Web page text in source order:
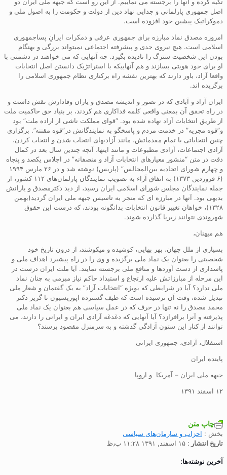
اصل جمهوری پارلمانی و جدایی نهاد دین از دولت و حکومت را به اصول ملی و
دموکراتیک پیشین خود افزوده است.
امروزه مصدق نماد مبارزه برای جمهوری عرفی و دمکرات ایرانِ پساجمهوری
اسلامی است. هیچ نیروی جدی و پیشرفته اجتماعی نمیتواند بزرگی و بهنگام
بودن این شخصیت سترگ را نادیده بگیرد. چه آنهایی که می خواهند در دشمنی با
او برای خود هویتی بسازند و هم آنهاییکه با استراتژیک دانستن اصل انتخابات
واقعا آزاد، باور دارند که بهترین نقشه راه برکناری نظام جمهوری اسلامی را
برگزیده اند.
ایران آزاد و آبادی که در تصور و اندیشه مصدق و یاران وفادارش نقش داشت و
در راه تحقق آن بمعنی واقعی کلمه فداکاری هم کردند، بر بنیاد حق حاکمیت ملت
از طریق انتخابات آزاد نهاده شده بود. “قوای مملکت ناشی از اراده ملت” بود
و”قوه مجریه” در خدمت مردم و پاسخگو به نمایندگانش در”قوه مقننه”. برگزاری
چنین انتخاباتی با تمام مقدماتش، مانند آزادیهای انتخاب شدن و انتخاب کردن،
آزادی اجتماعات، آزادی مطبوعات و مانند اینها، آنچه چندین سال بعد در کمال
دقت در متن “منشور معیارهای انتخابات آزاد و منصفانه” در اجلاس یکصد و پنجاه
و چهارم شورای اتحادیه بین‌المجالس” (پاریس) نوشته شد و در ۲۶ مارس ۱۹۹۴
(۶ فروردین ۱۳۷۳) به اتفاق آراء به تصویب نمایندگان پارلمان‌های ۱۱۲ کشور، از
جمله نمایندگان مجلس شورای اسلامی ایران رسید، از دید دکترمصدق و یارانش
بدیهی بود. آنها در مبارزه ای که منجر به تاسیس جبهه ملی ایران گردید(بهمن
۱۳۲۸)، خواهان تغییر قانون انتخابات بدانگونه بودند، که درست این حقوق
شهروندی نتوانند زیرپا گذارده شوند.
هم میهنان،
بسیاری از ملل جهان، بهر بهایی، کوشیده و میکوشند، از درون تاریخ خود
شخصیتی را بعنوان یک نماد ملی برگزیده و وی را در راه پیشبرد اهداف ملی و
پاسداری از دست آوردها و منافع ملی برجسته نمایند. آیا ملت ایران درست در
این مرحله از مبارزاتش علیه ارتجاع و استبداد حاکم نیاز مبرمی به چنان نماد
ملی ندارد؟ آیا در شرایطی که بویژه “انتخابات آزاد” به یک گفتمان و شعار ملی
تبدیل شده، وقت آن نرسیده است که طیف گسترده اپوزیسیون نا گریز دکتر
محمد مصدق را نه تنها در حرف که در عمل سیاسی هم بعنوان یک نماد ملی
پذیرفته و آنرا برافرازد؟ آیا آنهایی که دغدغه آزادی ایران و ایرانی را دارند، می
توانند از کنار این ستون آزادگی گذشته و به سرمنزل مقصود برسند؟
استقلال، آزادی، جمهوری ایرانی
پاینده ایران
جبهه ملی ایران – آمریکا و اروپا
۱۲ اسفند ۱۳۹۱
چاپ متن
بخش : احزاب و سازمان‌های سیاسی
تاریخ انتشار : ۱۵ اسفند, ۱۳۹۱ ۱۱:۲۸ ب٫ظ
آخرین نوشته‌ها: